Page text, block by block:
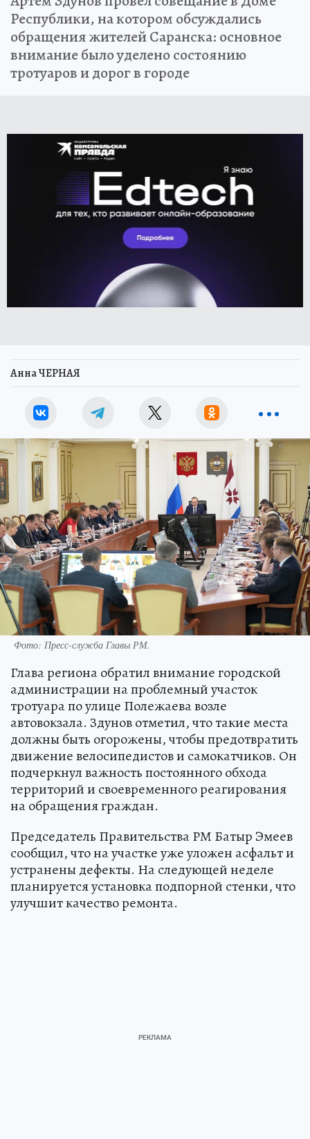
Республики, на котором обсуждались
обращения жителей Саранска: основное
внимание было уделено состоянию
тротуаров и дорог в городе
Анна ЧЕРНАЯ
Фото: Пресс-служба Главы РМ.
Глава региона обратил внимание городской
администрации на проблемный участок
тротуара по улице Полежаева возле
автовокзала. Здунов отметил, что такие места
должны быть огорожены, чтобы предотвратить
движение велосипедистов и самокатчиков. Он
подчеркнул важность постоянного обхода
территорий и своевременного реагирования
на обращения граждан.
Председатель Правительства РМ Батыр Эмеев
сообщил, что на участке уже уложен асфальт и
устранены дефекты. На следующей неделе
планируется установка подпорной стенки, что
улучшит качество ремонта.